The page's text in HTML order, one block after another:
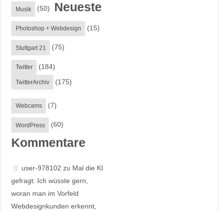
Musik (50)
Photoshop + Webdesign (15)
Stuttgart 21 (75)
Twitter (184)
TwitterArchiv (175)
Webcams (7)
WordPress (60)
Neueste
Kommentare
user-978102 zu Mal die KI
gefragt: Ich wüsste gern,
woran man im Vorfeld
Webdesignkunden erkennt,